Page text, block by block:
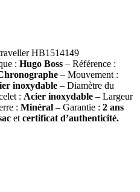
HB1514149
: Hugo Boss – Référence :
– Mouvement :
inoxydable – Diamètre du
: Acier inoxydable – Largeur
: Minéral – Garantie : 2 ans
et certificat d’authenticité.